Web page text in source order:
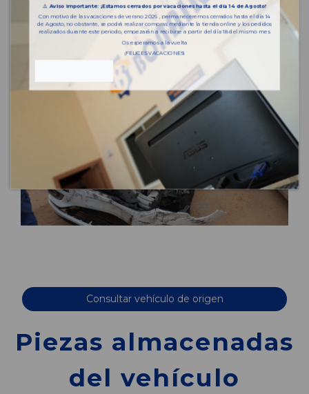
Consultar vehículo de origen
Piezas almacenadas
del vehículo
⚠️ Aviso importante: ¡Estamos cerrados por vacaciones hasta el día 14 de Agosto!
Con motivo de las vacaciones de verano 2026 , permaneceremos cerrados hasta el día 14
de Agosto, no obstante, se podrá realizar compras mediante la tienda online y los pedidos
realizados durante este periodo, empezarán a recibirse a partir del día 18 del mismo mes.
Os esperamos a la vuelta
¡FELICES VACACIONES!